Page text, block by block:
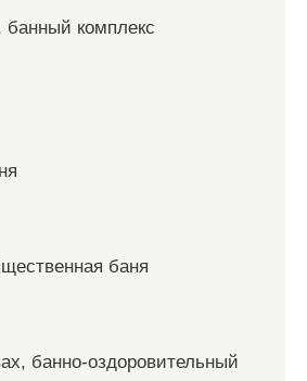
банный комплекс
баня
банно-оздоровительный